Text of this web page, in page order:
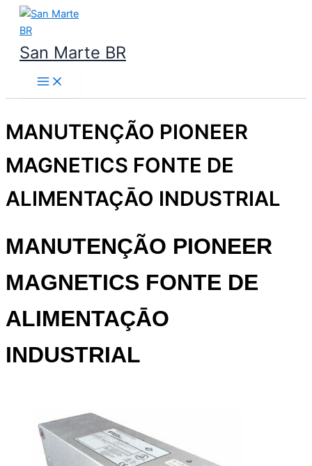
para
conteúdo
San Marte BR
MANUTENÇÃO PIONEER
MAGNETICS FONTE DE
ALIMENTAÇĀO INDUSTRIAL
MANUTENÇÃO PIONEER
MAGNETICS FONTE DE
ALIMENTAÇĀO
INDUSTRIAL